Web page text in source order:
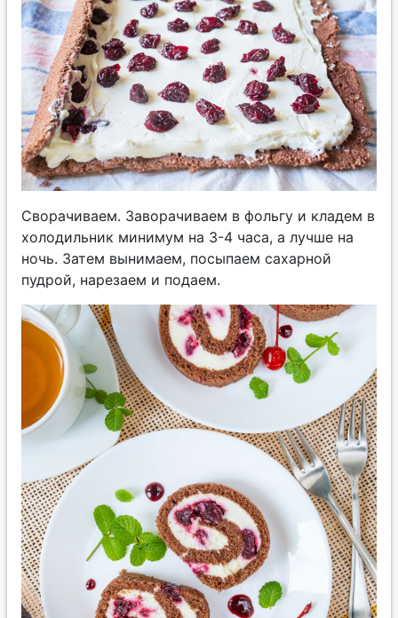
Сворачиваем. Заворачиваем в фольгу и кладем в
холодильник минимум на 3-4 часа, а лучше на
ночь. Затем вынимаем, посыпаем сахарной
пудрой, нарезаем и подаем.